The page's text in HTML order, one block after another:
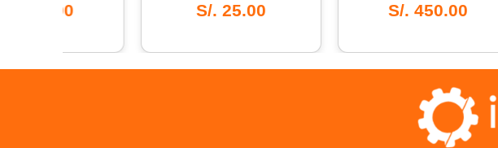
S/. 25.00 S/. 450.00